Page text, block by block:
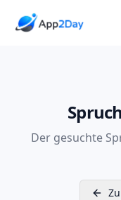
Der gesuchte